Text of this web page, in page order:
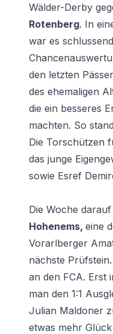
Wälder-Derby
Rotenberg. In
war es
den letzten
des ehemaligen
die ein besseres
machten. So
Die Torschützen
das junge
sowie Esref
Die Woche
Hohenems, eine
Vorarlberger
nächste
an den FCA. Erst
man den 1:1
Julian Maldoner
etwas mehr